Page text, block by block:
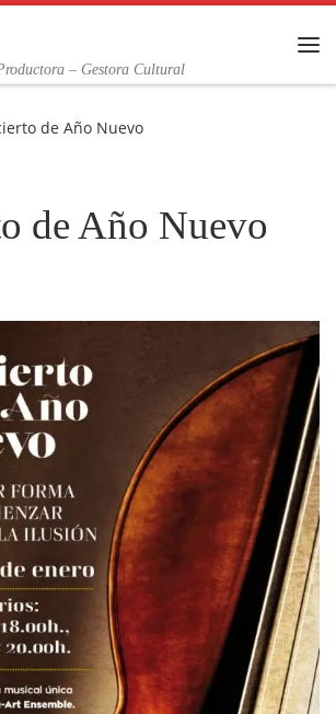
– Gestora Cultural
de Año Nuevo
de Año Nuevo